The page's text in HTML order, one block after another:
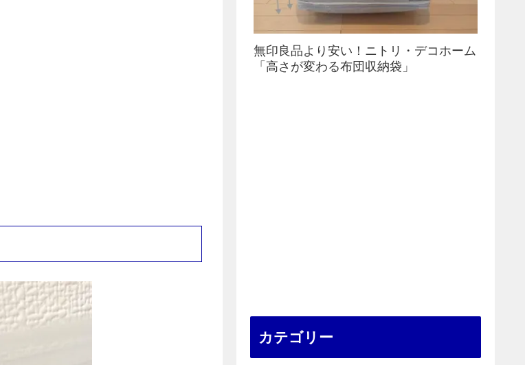
無印良品より安い！ニトリ・デコホーム
「高さが変わる布団収納袋」
カテゴリー